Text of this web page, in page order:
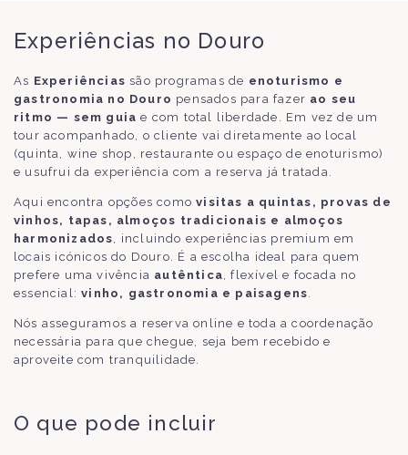
Experiências no Douro
As Experiências são programas de enoturismo e
gastronomia no Douro pensados para fazer ao seu
ritmo — sem guia e com total liberdade. Em vez de um
tour acompanhado, o cliente vai diretamente ao local
(quinta, wine shop, restaurante ou espaço de enoturismo)
e usufrui da experiência com a reserva já tratada.
Aqui encontra opções comovisitas a quintas, provas de
vinhos, tapas, almoços tradicionais e almoços
harmonizados, incluindo experiências premium em
locais icónicos do Douro. É a escolha ideal para quem
prefere uma vivência autêntica, flexível e focada no
essencial:vinho, gastronomia e paisagens.
Nós asseguramos a reserva online e toda a coordenação
necessária para que chegue, seja bem recebido e
aproveite com tranquilidade.
O que pode incluir